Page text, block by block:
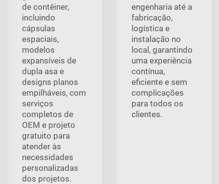
de contêiner,
incluindo
cápsulas
espaciais,
modelos
expansíveis de
dupla asa e
designs planos
empilháveis, com
serviços
completos de
OEM e projeto
gratuito para
atender às
necessidades
personalizadas
dos projetos.
engenharia até a
fabricação,
logística e
instalação no
local, garantindo
uma experiência
contínua,
eficiente e sem
complicações
para todos os
clientes.